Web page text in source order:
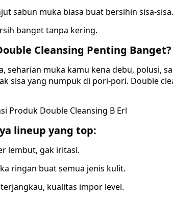
sabun muka biasa buat bersihin sisa-sisa.
banget tanpa kering.
Cleansing Penting Banget?
seharian muka kamu kena debu, polusi,
sisa yang numpuk di pori-pori. Double
Produk Double Cleansing B Erl
lineup yang top:
lembut, gak iritasi.
ringan buat semua jenis kulit.
kualitas impor level.